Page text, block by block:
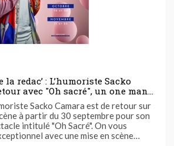
la redac’ : L’humoriste Sacko
avec "Oh sacré", un one man
mis en scène par Rédouane
Sacko Camara est de retour sur
à partir du 30 septembre pour son
intitulé "Oh Sacré". On vous
avec une mise en scène